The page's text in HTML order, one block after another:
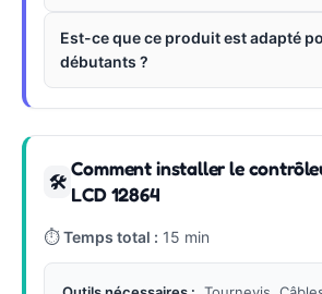
Est-ce que ce produit est adapté
débutants ?
🛠
Comment installer le
LCD 12864
⏱Temps total : 15 min